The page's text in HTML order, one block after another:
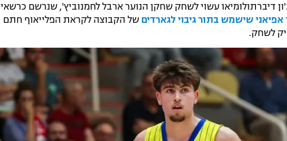
דיברתולומיאו עשוי לשחק שחקן הנוער ארבל לחמנוביץ', שנרשם כרשאי
אפיאני שישמש בתור גיבוי לגארדים של הקבוצה לקראת הפלייאוף חתם
לשחק.